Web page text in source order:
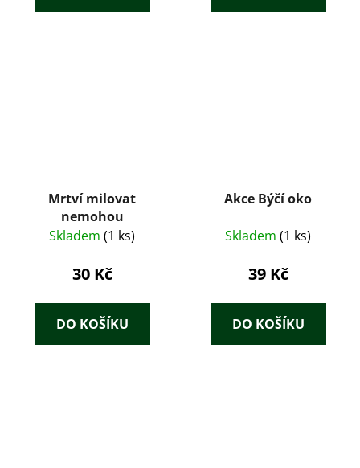
Mrtví milovat
nemohou
Skladem (1 ks)
30 Kč
DO KOŠÍKU
Akce Býčí oko
Skladem (1 ks)
39 Kč
DO KOŠÍKU